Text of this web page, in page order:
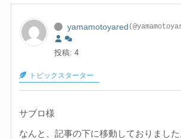
yamamotoyared
投稿: 4
トピックスターター
サブロ様
なんと、記事の下に移動しておりまし